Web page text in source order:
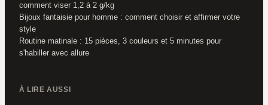
comment viser 1,2 à 2 g/kg
Bijoux fantaisie pour homme : comment choisir et affirmer votre
style
Routine matinale : 15 pièces, 3 couleurs et 5 minutes pour
s'habiller avec allure
À LIRE AUSSI